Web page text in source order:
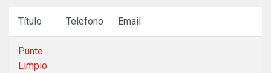
Título Telefono Email
Punto
Limpio